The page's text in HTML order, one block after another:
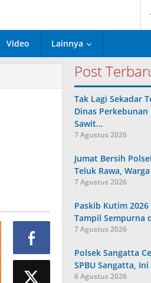
Video Lainnya
Post
Tak Lagi Sekadar
Dinas
Sawit…
7 Agustus 2026
Jumat Bersih
Teluk Rawa,
7 Agustus 2026
Paskib Kutim
Tampil Sempurna
7 Agustus 2026
Polsek Sangatta
SPBU Sangatta,
6 Agustus 2026